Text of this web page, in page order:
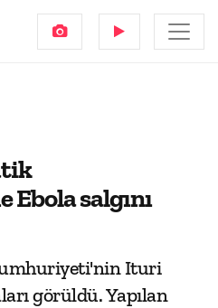
salgını
Ituri
görüldü. Yapılan